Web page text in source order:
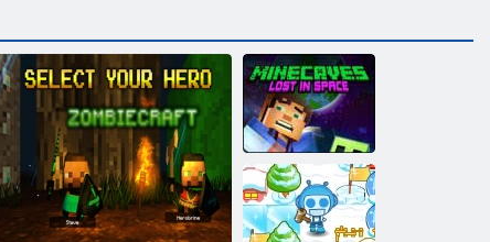
Kosmosā
pazudušās mīnu
alas